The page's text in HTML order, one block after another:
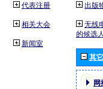
代表注册
相关大会
新闻室
出版
无线
的候选人
其
网